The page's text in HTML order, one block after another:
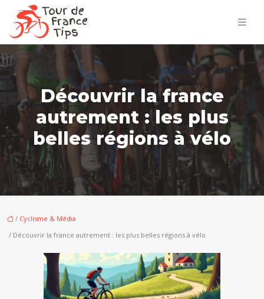
Découvrir la france
autrement : les plus
belles régions à vélo
/ Cyclisme & Média
/ Découvrir la france autrement : les plus belles régions à vélo